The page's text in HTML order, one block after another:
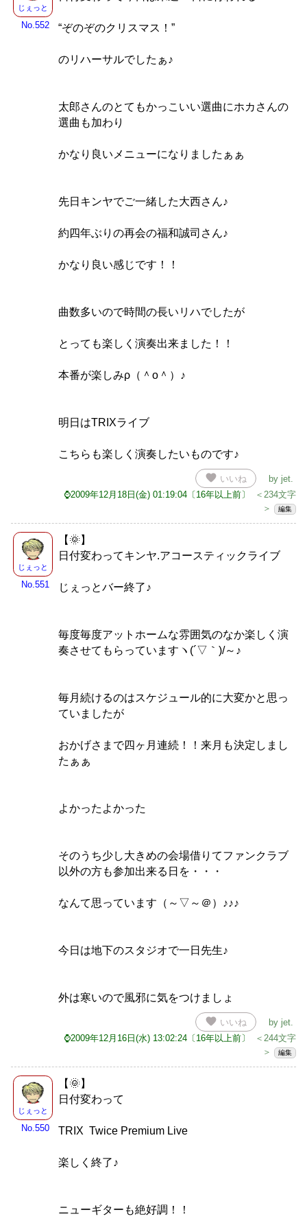
じぇっと
No.552 “ぞのぞのクリスマス！”
のリハーサルでしたぁ♪
太郎さんのとてもかっこいい選曲にホカさんの
選曲も加わり
かなり良いメニューになりましたぁぁ
先日キンヤでご一緒した大西さん♪
約四年ぶりの再会の福和誠司さん♪
かなり良い感じです！！
曲数多いので時間の長いリハでしたが
とっても楽しく演奏出来ました！！
本番が楽しみρ（＾o＾）♪
明日はTRIXライブ
こちらも楽しく演奏したいものです♪
favorite いいね by jet
⌚2009年12月18日(金) 01:19:04〔16年以上前〕
＜234文字
＞
編集
じぇっと
No.551
【🌞】
日付変わってキンヤ.アコースティックライブ
じぇっとバー終了♪
毎度毎度アットホームな雰囲気のなか楽しく演
奏させてもらっていますヽ(´▽｀)/～♪
毎月続けるのはスケジュール的に大変かと思っ
ていましたが
おかげさまで四ヶ月連続！！来月も決定しまし
たぁぁ
よかったよかった
そのうち少し大きめの会場借りてファンクラブ
以外の方も参加出来る日を・・・
なんて思っています（～▽～＠）♪♪♪
今日は地下のスタジオで一日先生♪
外は寒いので風邪に気をつけましょ
favorite いいね by jet
⌚2009年12月16日(水) 13:02:24〔16年以上前〕
＜244文字
＞
編集
じぇっと
No.550
【🌞】
日付変わって
TRIX Twice Premium Live
楽しく終了♪
ニューギターも絶好調！！